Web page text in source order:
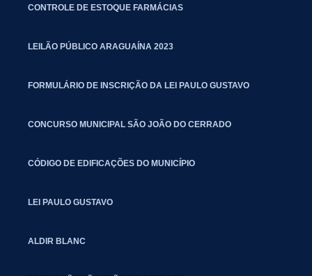
CONTROLE DE ESTOQUE FARMÁCIAS
LEILÃO PÚBLICO ARAGUAÍNA 2023
FORMULÁRIO DE INSCRIÇÃO DA LEI PAULO GUSTAVO
CONCURSO MUNICIPAL SÃO JOÃO DO CERRADO
CÓDIGO DE EDIFICAÇÕES DO MUNICÍPIO
LEI PAULO GUSTAVO
ALDIR BLANC